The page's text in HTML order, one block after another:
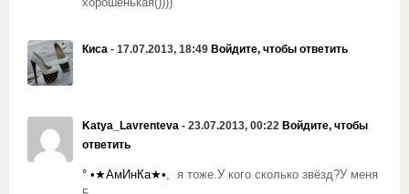
Киса - 17.07.2013, 18:49 Войдите, чтобы ответить
Katya_Lavrenteva - 23.07.2013, 00:22 Войдите, чтобы
ответить
° •★АмИнКа★• , я тоже.У кого сколько звёзд?У меня